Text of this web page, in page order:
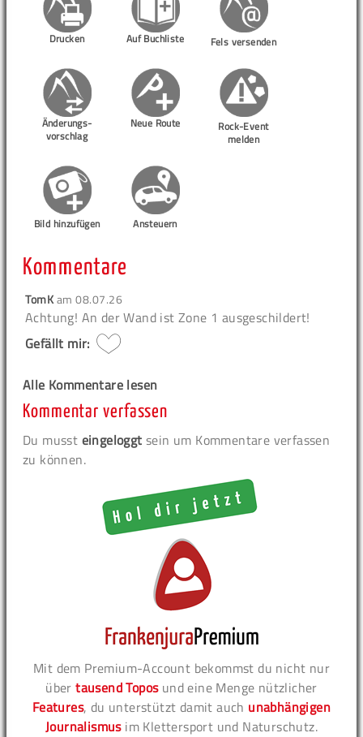
Drucken Auf Buchliste Fels versenden
Änderungs-
vorschlag
Neue Route
Rock-Event
melden
Bild hinzufügen Ansteuern
Kommentare
TomKam08.07.26
Achtung! An der Wand ist Zone 1 ausgeschildert!
Gefällt mir:
Alle Kommentare lesen
Kommentar verfassen
Du musst eingeloggt sein um Kommentare verfassen
zu können.
Mit dem Premium-Account bekommst du nicht nur
übertausend Toposund eine Menge nützlicher
Features, du unterstützt damit auch unabhängigen
Journalismusim Klettersport und Naturschutz.